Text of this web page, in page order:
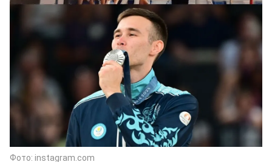
Фото: instagram.com